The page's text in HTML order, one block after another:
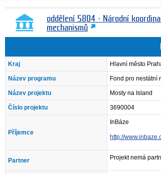
oddělení 5804 - Národní
mechanismů
Kraj Hlavní město
Název programu Fond pro nestátní
Název projektu Mosty na Island
Číslo projektu 3690004
Příjemce
InBáze
http://
Partner Projekt nemá